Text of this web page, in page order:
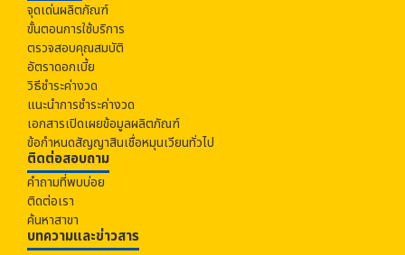
จุดเด่นผลิตภัณฑ์
ขั้นตอนการใช้บริการ
ตรวจสอบคุณสมบัติ
อัตราดอกเบี้ย
วิธีชำระค่างวด
แนะนำการชำระค่างวด
เอกสารเปิดเผยข้อมูลผลิตภัณฑ์
ข้อกำหนดสัญญาสินเชื่อหมุนเวียนทั่วไป
ติดต่อสอบถาม
คำถามที่พบบ่อย
ติดต่อเรา
ค้นหาสาขา
บทความและข่าวสาร